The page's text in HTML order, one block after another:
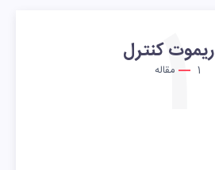
ریموت کنترل
1 مقاله
1